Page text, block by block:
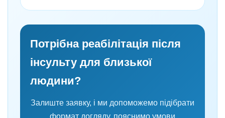
Потрібна реабілітація після
інсульту для близької
людини?
Залиште заявку, і ми допоможемо підібрати